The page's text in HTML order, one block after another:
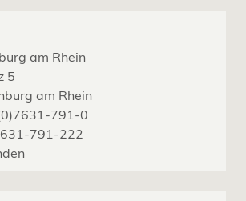
am Rhein
5
am Rhein
791-0
791-222